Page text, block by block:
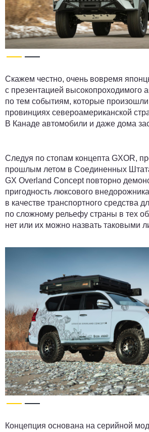
Скажем честно, очень вовремя
с презентацией высокопроходимого
по тем событиям, которые
провинциях североамериканской
В Канаде автомобили и даже дома
Следуя по стопам концепта GXOR,
прошлым летом в Соединенных
GX Overland Concept повторно
пригодность люксового
в качестве транспортного средства
по сложному рельефу страны в тех
нет или их можно назвать таковыми
Концепция основана на серийной